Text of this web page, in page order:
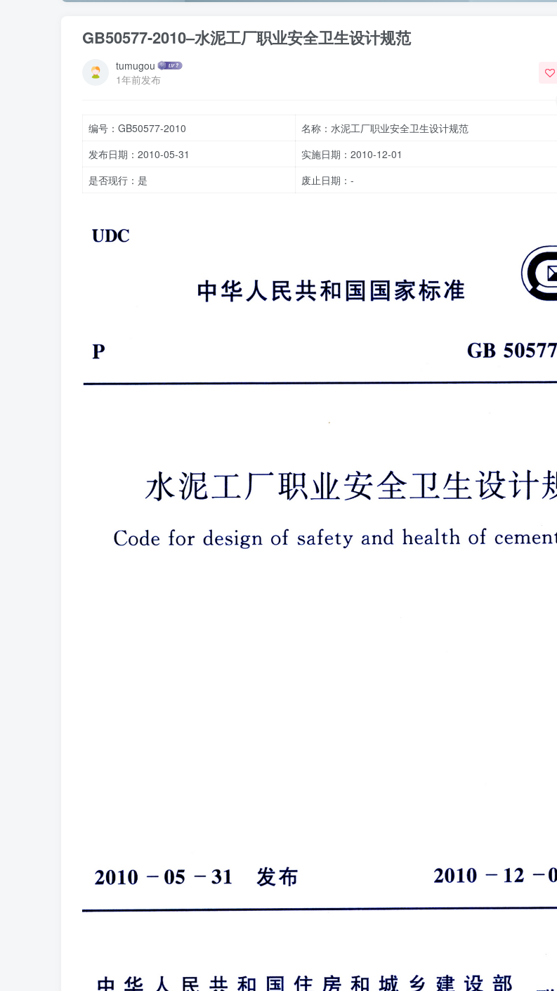
GB50577-2010–水泥工厂职业安全卫生设计规范
tumugou
1年前发布
编号：GB50577-2010
名称：水泥工厂职业安全卫生设计规范
发布日期：2010-05-31
实施日期：2010-12-01
是否现行：是
废止日期：-